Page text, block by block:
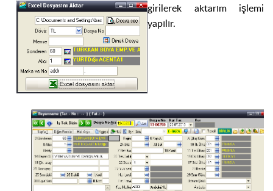
girilerek aktarım işlemi
yapılır.